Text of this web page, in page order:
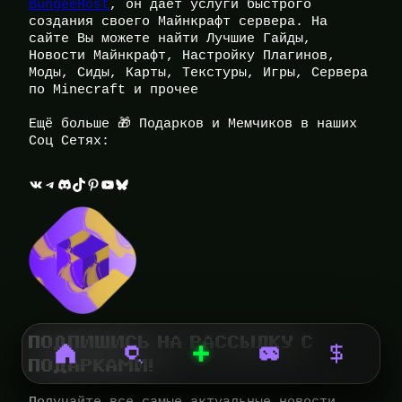
BungeeHost, он даёт услуги быстрого
создания своего Майнкрафт сервера. На
сайте Вы можете найти Лучшие Гайды,
Новости Майнкрафт, Настройку Плагинов,
Моды, Сиды, Карты, Текстуры, Игры, Сервера
по Minecraft и прочее
Ещё больше 🎁 Подарков и Мемчиков в наших
Соц Сетях:
ВКонтакте Telegram Discord TikTok Pinterest YouTube Bluesky
ПОДПИШИСЬ НА РАССЫЛКУ С
ПОДАРКАМИ!